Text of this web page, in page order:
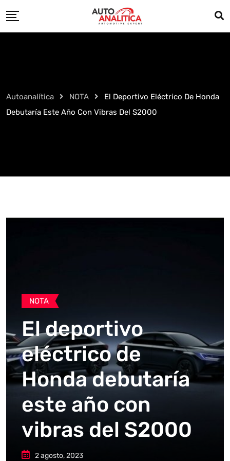
to
Autoanalítica NOTA
El Deportivo Eléctrico De Honda
Debutaría Este Año Con Vibras Del S2000
NOTA
El deportivo
eléctrico de
Honda debutaría
este año con
vibras del S2000
2 agosto, 2023